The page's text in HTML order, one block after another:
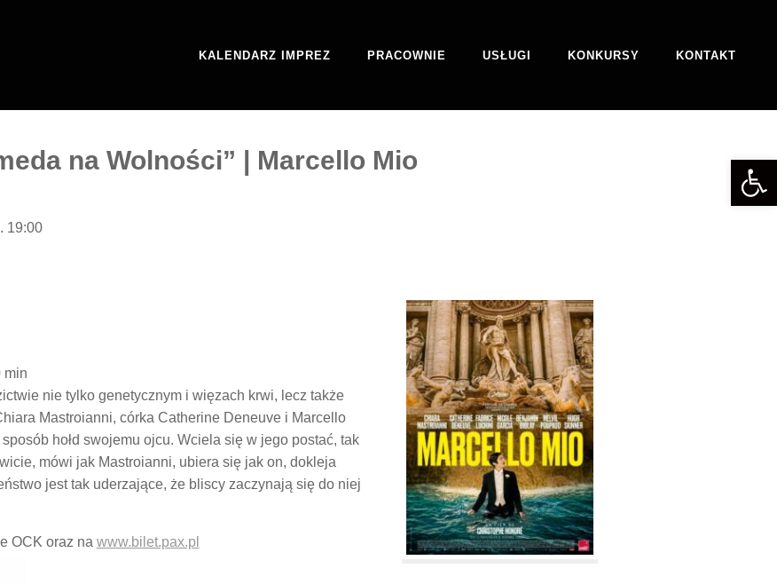
KALENDARZ IMPREZ PRACOWNIE USŁUGI KONKURSY KONTAKT
na Wolności” | Marcello Mio
19:00
min
nie tylko genetycznym i więzach krwi, lecz także
Mastroianni, córka Catherine Deneuve i Marcello
hołd swojemu ojcu. Wciela się w jego postać, tak
mówi jak Mastroianni, ubiera się jak on, dokleja
jest tak uderzające, że bliscy zaczynają się do niej
OCK oraz na www.bilet.pax.pl